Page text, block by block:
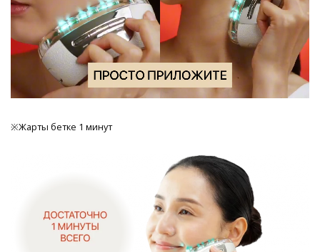
※Жарты бетке 1 минут